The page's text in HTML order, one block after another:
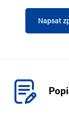
Napsat